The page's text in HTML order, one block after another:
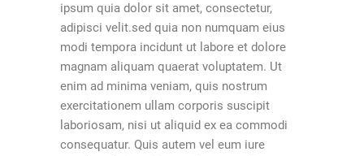
ipsum quia dolor sit amet, consectetur,
adipisci velit.sed quia non numquam eius
modi tempora incidunt ut labore et dolore
magnam aliquam quaerat voluptatem. Ut
enim ad minima veniam, quis nostrum
exercitationem ullam corporis suscipit
laboriosam, nisi ut aliquid ex ea commodi
consequatur. Quis autem vel eum iure